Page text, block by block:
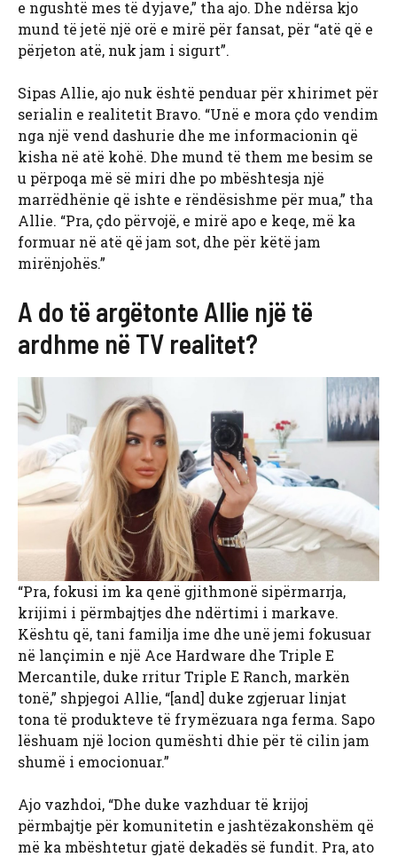
e ngushtë mes të dyjave,” tha ajo. Dhe ndërsa kjo
mund të jetë një orë e mirë për fansat, për “atë që e
përjeton atë, nuk jam i sigurt”.
Sipas Allie, ajo nuk është penduar për xhirimet për
serialin e realitetit Bravo. “Unë e mora çdo vendim
nga një vend dashurie dhe me informacionin që
kisha në atë kohë. Dhe mund të them me besim se
u përpoqa më së miri dhe po mbështesja një
marrëdhënie që ishte e rëndësishme për mua,” tha
Allie. “Pra, çdo përvojë, e mirë apo e keqe, më ka
formuar në atë që jam sot, dhe për këtë jam
mirënjohës.”
A do të argëtonte Allie një të
ardhme në TV realitet?
“Pra, fokusi im ka qenë gjithmonë sipërmarrja,
krijimi i përmbajtjes dhe ndërtimi i markave.
Kështu që, tani familja ime dhe unë jemi fokusuar
në lançimin e një Ace Hardware dhe Triple E
Mercantile, duke rritur Triple E Ranch, markën
tonë,” shpjegoi Allie, “[and] duke zgjeruar linjat
tona të produkteve të frymëzuara nga ferma. Sapo
lëshuam një locion qumështi dhie për të cilin jam
shumë i emocionuar.”
Ajo vazhdoi, “Dhe duke vazhduar të krijoj
përmbajtje për komunitetin e jashtëzakonshëm që
më ka mbështetur gjatë dekadës së fundit. Pra, ato